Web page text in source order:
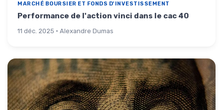
MARCHÉ BOURSIER ET FONDS D'INVESTISSEMENT
Performance de l'action vinci dans le cac 40
11 déc. 2025 · Alexandre Dumas